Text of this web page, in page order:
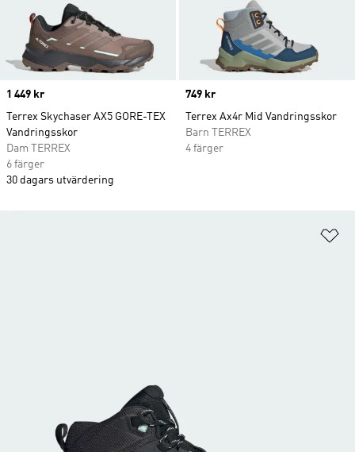
Price
1 449 kr
Terrex Skychaser AX5 GORE-TEX
Vandringsskor
Dam TERREX
6 färger
30 dagars utvärdering
Price
749 kr
Terrex Ax4r Mid Vandringsskor
Barn TERREX
4 färger